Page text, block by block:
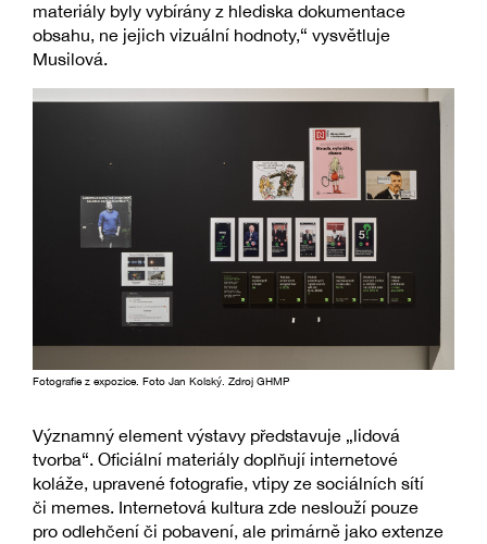
materiály byly vybírány z hlediska dokumentace
obsahu, ne jejich vizuální hodnoty,“ vysvětluje
Musilová.
Fotografie z expozice. Foto Jan Kolský. Zdroj GHMP
Významný element výstavy představuje „lidová
tvorba“. Oficiální materiály doplňují internetové
koláže, upravené fotografie, vtipy ze sociálních sítí
či memes. Internetová kultura zde neslouží pouze
pro odlehčení či pobavení, ale primárně jako extenze